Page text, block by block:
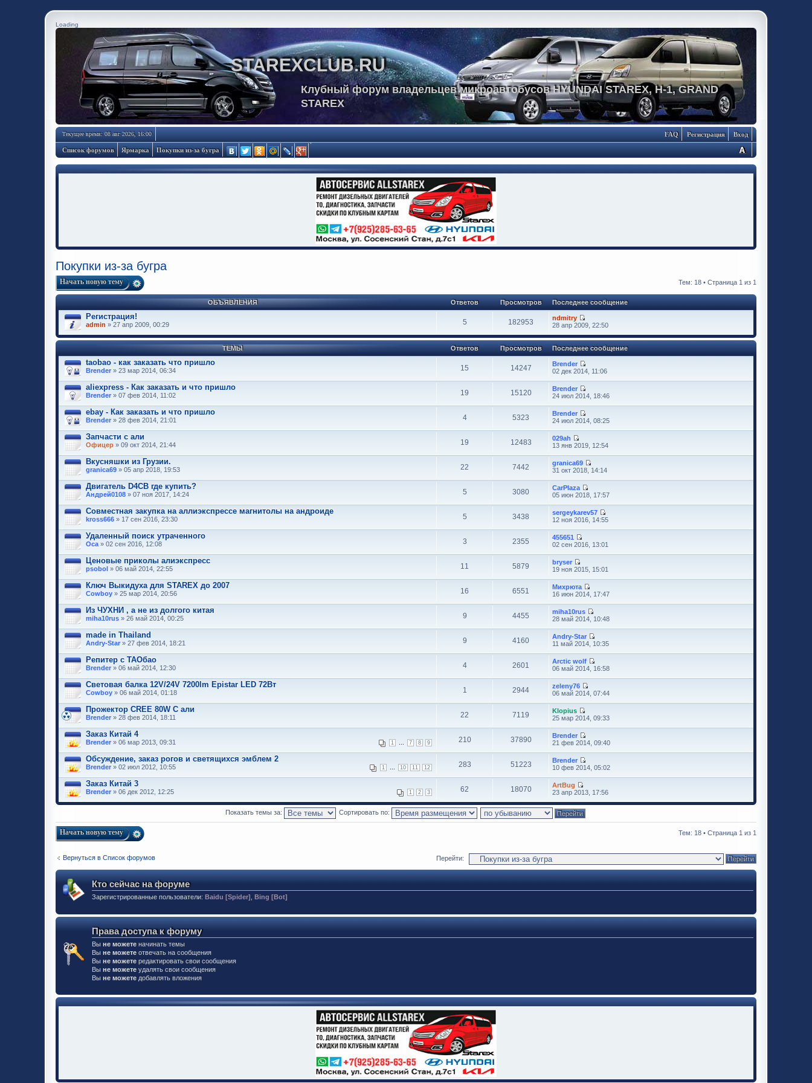
Loading
STAREXCLUB.RU
Клубный форум владельцев микроавтобусов HYUNDAI STAREX, H-1, GRAND
STAREX
Текущее время: 08 авг 2026, 16:00 Вход
Регистрация
FAQ
Список форумов Ярмарка Покупки из-за бугра
Покупки из-за бугра
Начать новую тему Тем: 18 • Страница 1 из 1
ОБЪЯВЛЕНИЯ Ответов Просмотров Последнее сообщение
Регистрация!
admin » 27 апр 2009, 00:29 5 182953
ndmitry
28 апр 2009, 22:50
ТЕМЫ Ответов Просмотров Последнее сообщение
taobao - как заказать что пришло
Brender » 23 мар 2014, 06:34 15 14247
Brender
02 дек 2014, 11:06
aliexpress - Как заказать и что пришло
Brender » 07 фев 2014, 11:02 19 15120
Brender
24 июл 2014, 18:46
ebay - Как заказать и что пришло
Brender » 28 фев 2014, 21:01 4 5323
Brender
24 июл 2014, 08:25
Запчасти с али
Офицер » 09 окт 2014, 21:44 19 12483
029ah
13 янв 2019, 12:54
Вкусняшки из Грузии.
granica69 » 05 апр 2018, 19:53 22 7442
granica69
31 окт 2018, 14:14
Двигатель D4CB где купить?
Андрей0108 » 07 ноя 2017, 14:24 5 3080
CarPlaza
05 июн 2018, 17:57
Совместная закупка на аллиэкспрессе магнитолы на андроиде
kross666 » 17 сен 2016, 23:30 5 3438
sergeykarev57
12 ноя 2016, 14:55
Удаленный поиск утраченного
Oca » 02 сен 2016, 12:08 3 2355
455651
02 сен 2016, 13:01
Ценовые приколы алиэкспресс
psobol » 06 май 2014, 22:55 11 5879
bryser
19 ноя 2015, 15:01
Ключ Выкидуха для STAREX до 2007
Cowboy » 25 мар 2014, 20:56 16 6551
Михрюта
16 июн 2014, 17:47
Из ЧУХНИ , а не из долгого китая
miha10rus » 26 май 2014, 00:25 9 4455
miha10rus
28 май 2014, 10:48
made in Thailand
Andry-Star » 27 фев 2014, 18:21 9 4160
Andry-Star
11 май 2014, 10:35
Репитер с ТАОбао
Brender » 06 май 2014, 12:30 4 2601
Arctic wolf
06 май 2014, 16:58
Световая балка 12V/24V 7200lm Epistar LED 72Вт
Cowboy » 06 май 2014, 01:18 1 2944
zeleny76
06 май 2014, 07:44
Прожектор CREE 80W С али
Brender » 28 фев 2014, 18:11 22 7119
Klopius
25 мар 2014, 09:33
Заказ Китай 4
1 7 8 9
Brender » 06 мар 2013, 09:31 210 37890
Brender
21 фев 2014, 09:40
Обсуждение, заказ рогов и светящихся эмблем 2
1 10 11 12
Brender » 02 июл 2012, 10:55 283 51223
Brender
10 фев 2014, 05:02
Заказ Китай 3
1 2 3
Brender » 06 дек 2012, 12:25 62 18070
ArtBug
23 апр 2013, 17:56
Показать темы за: Сортировать по:
Начать новую тему Тем: 18 • Страница 1 из 1
Вернуться в Список форумов Перейти:
Кто сейчас на форуме
Зарегистрированные пользователи: Baidu [Spider] Bing [Bot]
Права доступа к форуму
Вы не можете начинать темы
Вы не можете отвечать на сообщения
Вы не можете редактировать свои сообщения
Вы не можете удалять свои сообщения
Вы не можете добавлять вложения